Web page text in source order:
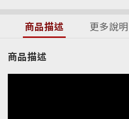
商品描述 更多說明
商品描述